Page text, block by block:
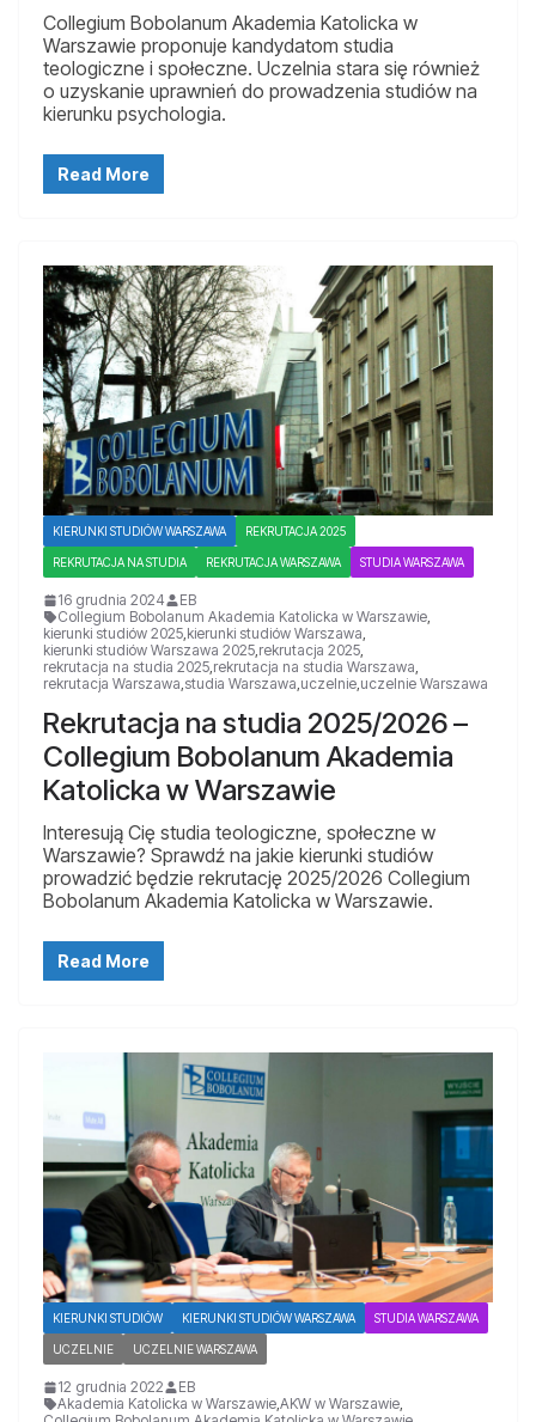
Collegium Bobolanum Akademia Katolicka w
Warszawie proponuje kandydatom studia
teologiczne i społeczne. Uczelnia stara się również
o uzyskanie uprawnień do prowadzenia studiów na
kierunku psychologia.
Read More
KIERUNKI STUDIÓW WARSZAWA REKRUTACJA 2025
REKRUTACJA NA STUDIA REKRUTACJA WARSZAWA STUDIA WARSZAWA
16 grudnia 2024
EB
Collegium Bobolanum Akademia Katolicka w Warszawie,
kierunki studiów 2025,kierunki studiów Warszawa,
kierunki studiów Warszawa 2025,rekrutacja 2025,
rekrutacja na studia 2025,rekrutacja na studia Warszawa,
rekrutacja Warszawa,studia Warszawa,uczelnie,uczelnie Warszawa
Rekrutacja na studia 2025/2026 –
Collegium Bobolanum Akademia
Katolicka w Warszawie
Interesują Cię studia teologiczne, społeczne w
Warszawie? Sprawdź na jakie kierunki studiów
prowadzić będzie rekrutację 2025/2026 Collegium
Bobolanum Akademia Katolicka w Warszawie.
Read More
KIERUNKI STUDIÓW KIERUNKI STUDIÓW WARSZAWA STUDIA WARSZAWA
UCZELNIE UCZELNIE WARSZAWA
12 grudnia 2022
EB
Akademia Katolicka w Warszawie,AKW w Warszawie,